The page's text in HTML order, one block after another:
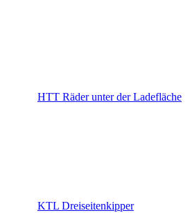
HTT Räder unter der Ladefläche
KTL Dreiseitenkipper